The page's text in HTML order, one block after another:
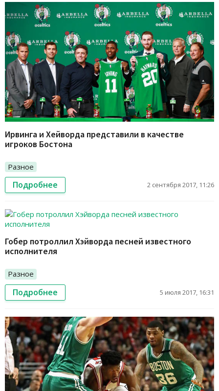
Ирвинга и Хейворда представили в качестве
игроков Бостона
Разное
Подробнее 2 сентября 2017, 11:26
Гобер потроллил Хэйворда песней известного
исполнителя
Разное
Подробнее 5 июля 2017, 16:31